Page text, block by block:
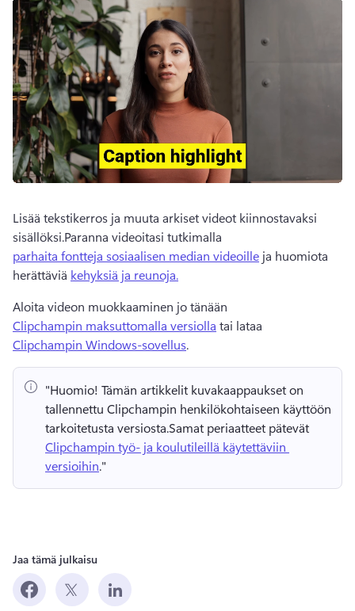
Lisää tekstikerros ja muuta arkiset videot kiinnostavaksi
sisällöksi.Paranna videoitasi tutkimalla
parhaita fontteja sosiaalisen median videoille ja huomiota
herättäviä kehyksiä ja reunoja.
Aloita videon muokkaaminen jo tänään
Clipchampin maksuttomalla versiolla tai lataa
Clipchampin Windows-sovellus.
"Huomio! Tämän artikkelit kuvakaappaukset on
tallennettu Clipchampin henkilökohtaiseen käyttöön
tarkoitetusta versiosta.
Clipchampin työ- ja koulutileillä käytettäviin
versioihin."
Jaa tämä julkaisu